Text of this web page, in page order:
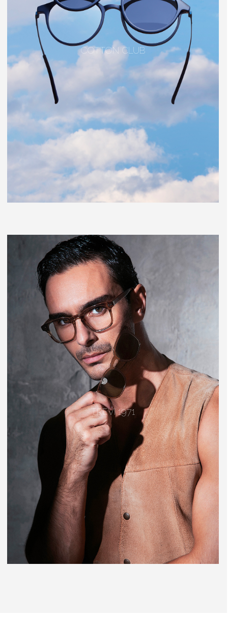
COTTON CLUB
TREVI 1971